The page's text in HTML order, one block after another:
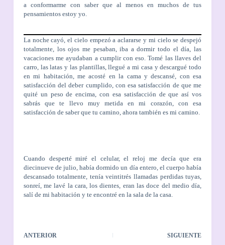
a conformarme con saber que al menos en muchos de tus
pensamientos estoy yo.
La noche cayó, el cielo empezó a aclararse y mi cielo se despejó
totalmente, los ojos me pesaban, iba a dormir todo el día, las
vacaciones me ayudaban a cumplir con eso. Tomé las llaves del
carro, las latas y las plantillas, llegué a mi casa y descargué todo
en mi habitación, me acosté en la cama y descansé, con esa
satisfacción del deber cumplido, con esa satisfacción de que me
quité un peso de encima, con esa satisfacción de que así vos
sabrás que te llevo muy metida en mi corazón, con esa
satisfacción de saber que tu camino, ahora también es mi camino.
Cuando desperté miré el celular, el reloj me decía que era
diecinueve de julio, había dormido un día entero, el cuerpo había
descansado totalmente, tenía veintitrés llamadas perdidas tuyas,
sonreí, me lavé la cara, los dientes, eran las doce del medio día,
salí de mi habitación y te encontré en la sala de la casa.
ANTERIOR SIGUIENTE